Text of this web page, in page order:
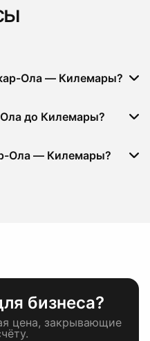
Ола — Килемары?
до Килемары?
Ола — Килемары?
бизнеса?
цена, закрывающие